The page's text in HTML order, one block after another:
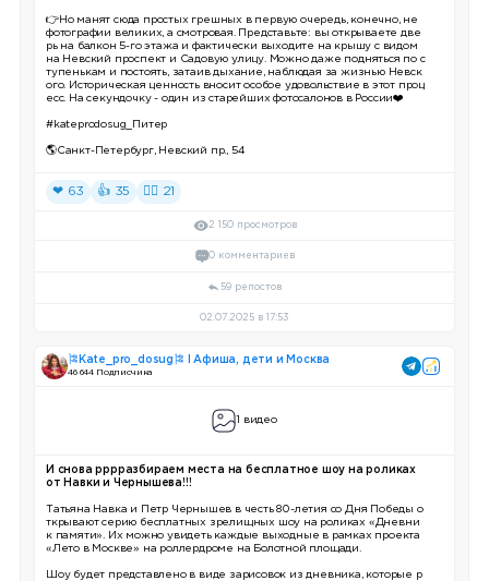
👉Но манят сюда простых грешных в первую очередь, конечно, не
фотографии великих, а смотровая. Представьте: вы открываете две
рь на балкон 5-го этажа и фактически выходите на крышу с видом
на Невский проспект и Садовую улицу. Можно даже подняться по с
тупенькам и постоять, затаив дыхание, наблюдая за жизнью Невск
ого. Историческая ценность вносит особое удовольствие в этот проц
есс. На секундочку - один из старейших фотосалонов в России❤️
#kateprodosug_Питер
🌎Санкт-Петербург, Невский пр., 54
❤ 63 👍 35 ❤‍🔥 21
2 150 просмотров
0 комментариев
59 репостов
02.07.2025 в 17:53
🎏Kate_pro_dosug🎏 I Афиша, дети и Москва
46 644 Подписчика
1 видео
И снова рррразбираем места на бесплатное шоу на роликах
от Навки и Чернышева!!!
Татьяна Навка и Петр Чернышев в честь 80-летия со Дня Победы о
ткрывают серию бесплатных зрелищных шоу на роликах «Дневни
к памяти». Их можно увидеть каждые выходные в рамках проекта
«Лето в Москве» на роллердроме на Болотной площади.
Шоу будет представлено в виде зарисовок из дневника, которые р